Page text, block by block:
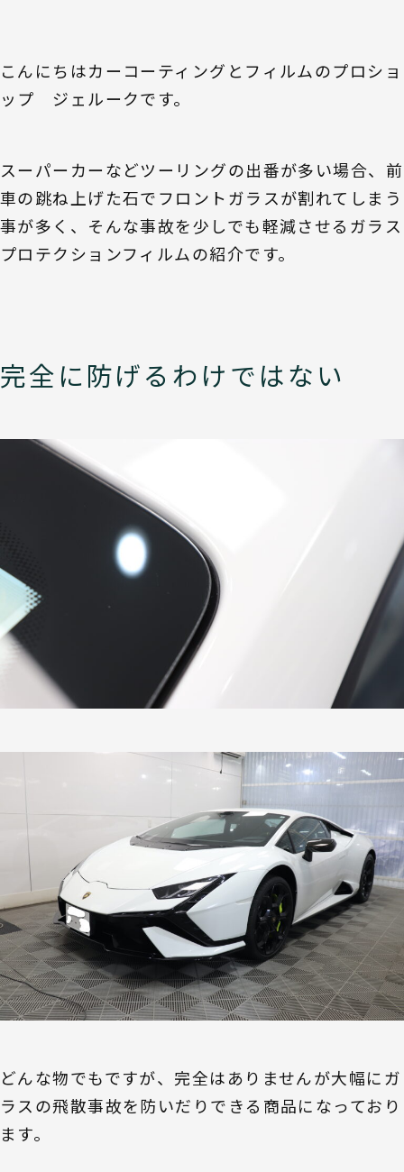
こんにちはカーコーティングとフィルムのプロショ
ップ ジェルークです。
スーパーカーなどツーリングの出番が多い場合、前
車の跳ね上げた石でフロントガラスが割れてしまう
事が多く、そんな事故を少しでも軽減させるガラス
プロテクションフィルムの紹介です。
完全に防げるわけではない
どんな物でもですが、完全はありませんが大幅にガ
ラスの飛散事故を防いだりできる商品になっており
ます。